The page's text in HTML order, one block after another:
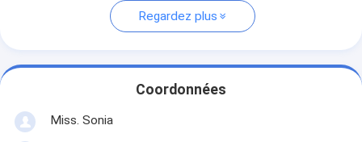
Regardez plus
Coordonnées
Miss. Sonia